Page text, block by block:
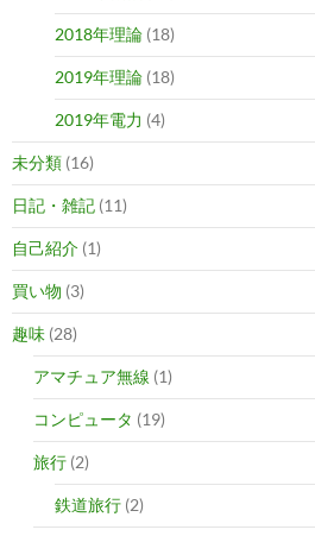
2018年理論 (18)
2019年理論 (18)
2019年電力 (4)
未分類 (16)
日記・雑記 (11)
自己紹介 (1)
買い物 (3)
趣味 (28)
アマチュア無線 (1)
コンピュータ (19)
旅行 (2)
鉄道旅行 (2)